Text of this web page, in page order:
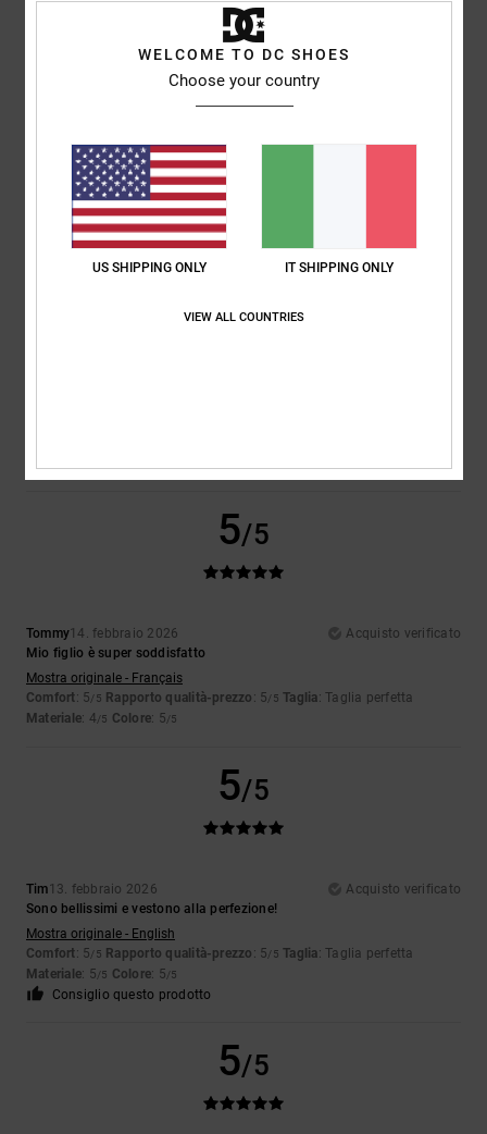
Mostra originale - Castellano
: 5/5 Rapporto qualità-prezzo
: 5/5
Consiglio questo prodotto
5/5
Tommy14. febbraio 2026
Acquisto verificato
Mio figlio è super soddisfatto
Mostra originale - Français
Comfort: 5/5 Rapporto qualità-prezzo : 5/5 Taglia: Taglia perfetta
Materiale: 4/5 Colore: 5/5
5/5
Tim13. febbraio 2026
Acquisto verificato
Sono bellissimi e vestono alla perfezione!
Mostra originale - English
Comfort: 5/5 Rapporto qualità-prezzo : 5/5 Taglia: Taglia perfetta
Materiale: 5/5 Colore: 5/5
Consiglio questo prodotto
5/5
WELCOME TO DC SHOES
Choose your country
US SHIPPING ONLY IT SHIPPING ONLY
VIEW ALL COUNTRIES